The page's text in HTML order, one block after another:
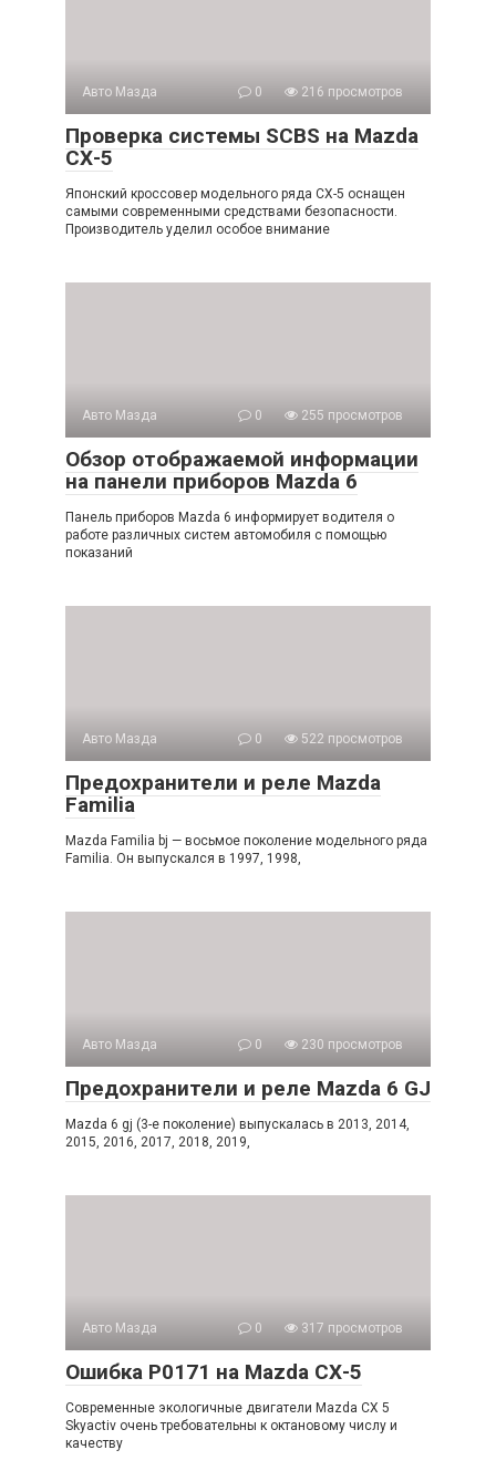
Авто Мазда 0 216 просмотров
Проверка системы SCBS на Mazda
СХ-5
Японский кроссовер модельного ряда CX-5 оснащен
самыми современными средствами безопасности.
Производитель уделил особое внимание
Авто Мазда 0 255 просмотров
Обзор отображаемой информации
на панели приборов Mazda 6
Панель приборов Mazda 6 информирует водителя о
работе различных систем автомобиля с помощью
показаний
Авто Мазда 0 522 просмотров
Предохранители и реле Mazda
Familia
Mazda Familia bj — восьмое поколение модельного ряда
Familia. Он выпускался в 1997, 1998,
Авто Мазда 0 230 просмотров
Предохранители и реле Mazda 6 GJ
Mazda 6 gj (3-е поколение) выпускалась в 2013, 2014,
2015, 2016, 2017, 2018, 2019,
Авто Мазда 0 317 просмотров
Ошибка Р0171 на Mazda СХ-5
Современные экологичные двигатели Mazda CX 5
Skyactiv очень требовательны к октановому числу и
качеству